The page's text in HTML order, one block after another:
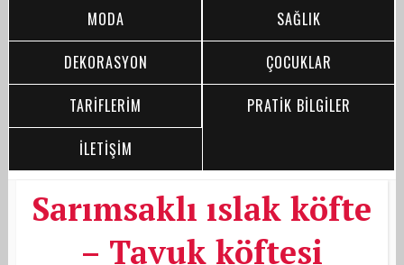
MODA
SAĞLIK
DEKORASYON
ÇOCUKLAR
TARİFLERİM
PRATİK BİLGİLER
İLETİŞİM
Sarımsaklı ıslak köfte
– Tavuk köftesi